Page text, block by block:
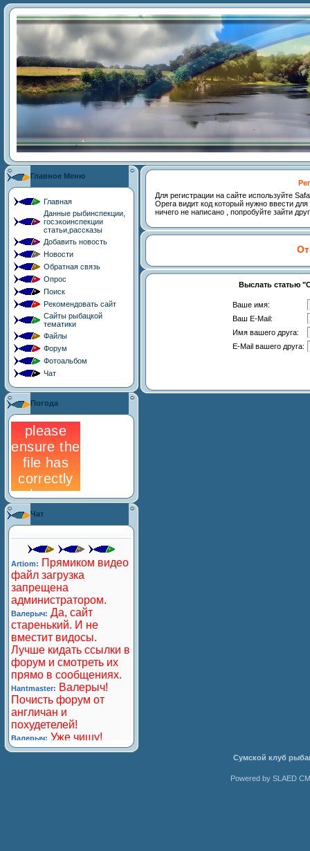
Главное Меню
Главная
Данные рыбинспекции,
госэкоинспекции
статьи,рассказы
Добавить новость
Новости
Обратная связь
Опрос
Поиск
Рекомендовать сайт
Сайты рыбацкой
тематики
Файлы
Форум
Фотоальбом
Чат
Погода
Чат
Для регистрации на сайте используйте
Opera видит код который нужно ввести
ничего не написано , попробуйте зайти
Выслать статью
Ваше имя:
Ваш E-Mail:
Имя вашего друга:
E-Mail вашего друга:
Сумской клуб
Powered by SLAED